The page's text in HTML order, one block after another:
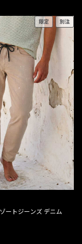
限定 別注
ートジーンズ デニム